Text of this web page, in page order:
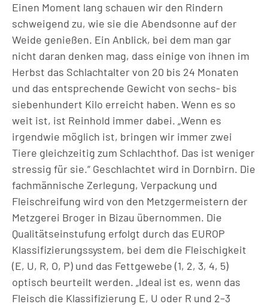
Einen Moment lang schauen wir den Rindern
schweigend zu, wie sie die Abendsonne auf der
Weide genießen. Ein Anblick, bei dem man gar
nicht daran denken mag, dass einige von ihnen im
Herbst das Schlachtalter von 20 bis 24 Monaten
und das entsprechende Gewicht von sechs- bis
siebenhundert Kilo erreicht haben. Wenn es so
weit ist, ist Reinhold immer dabei. „Wenn es
irgendwie möglich ist, bringen wir immer zwei
Tiere gleichzeitig zum Schlachthof. Das ist weniger
stressig für sie.“ Geschlachtet wird in Dornbirn. Die
fachmännische Zerlegung, Verpackung und
Fleischreifung wird von den Metzgermeistern der
Metzgerei Broger in Bizau übernommen. Die
Qualitätseinstufung erfolgt durch das EUROP
Klassifizierungssystem, bei dem die Fleischigkeit
(E, U, R, O, P) und das Fettgewebe (1, 2, 3, 4, 5)
optisch beurteilt werden. „Ideal ist es, wenn das
Fleisch die Klassifizierung E, U oder R und 2–3